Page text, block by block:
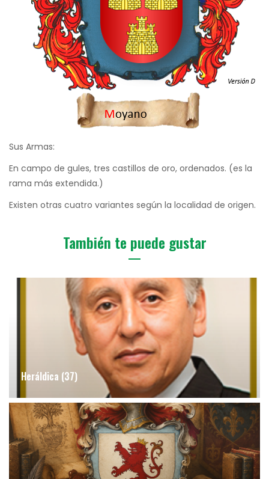
Sus Armas:
En campo de gules, tres castillos de oro, ordenados. (es la
rama más extendida.)
Existen otras cuatro variantes según la localidad de origen.
También te puede gustar
Heráldica (37)